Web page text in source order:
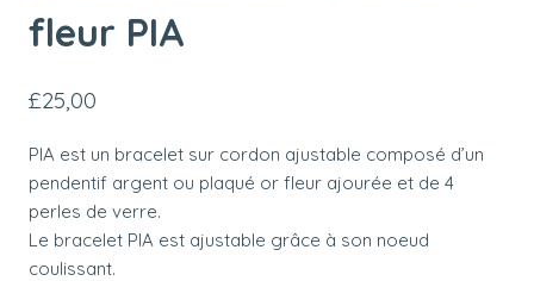
fleur PIA
£25,00
PIA est un bracelet sur cordon ajustable composé d’un
pendentif argent ou plaqué or fleur ajourée et de 4
perles de verre.
Le bracelet PIA est ajustable grâce à son noeud
coulissant.